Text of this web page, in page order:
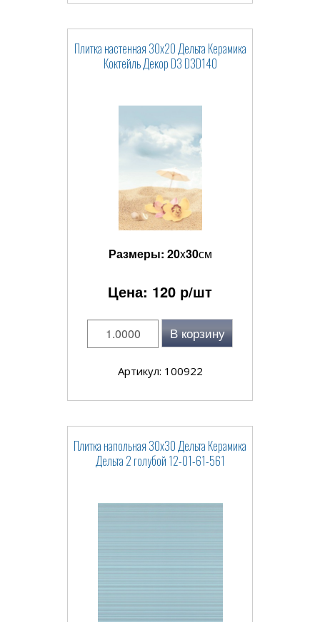
Плитка настенная 30x20 Дельта Керамика
Коктейль Декор D3 D3D140
Размеры: 20x30см
Цена: 120 р/шт
В корзину
Артикул: 100922
Плитка напольная 30x30 Дельта Керамика
Дельта 2 голубой 12-01-61-561